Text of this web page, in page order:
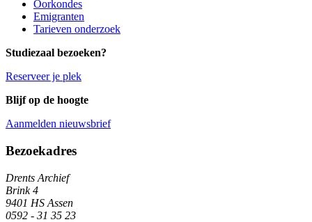
Oorkondes
Emigranten
Tarieven onderzoek
Studiezaal bezoeken?
Reserveer je plek
Blijf op de hoogte
Aanmelden nieuwsbrief
Algemene informatie
Bezoekadres
Drents Archief
Brink 4
9401 HS Assen
0592 - 31 35 23